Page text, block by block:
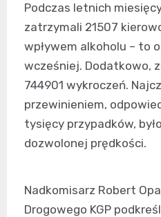
Podczas letnich
zatrzymali 21507
wpływem alkoholu – to
wcześniej. Dodatkowo,
744901 wykroczeń.
przewinieniem,
tysięcy przypadków,
dozwolonej prędkości.
Nadkomisarz Robert
Drogowego KGP